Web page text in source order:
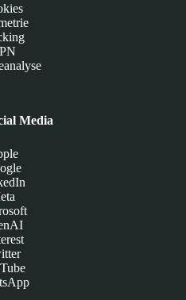
Media